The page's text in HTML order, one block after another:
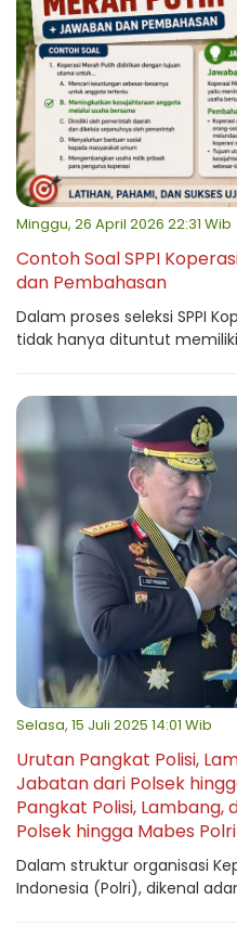
Minggu, 26 April 2026 22:31 Wib
Contoh Soal SPPI
dan Pembahasan
Dalam proses seleksi SPPI
tidak hanya dituntut
Selasa, 15 Juli 2025 14:01 Wib
Urutan Pangkat Polisi,
Jabatan dari Polsek
Pangkat Polisi,
Polsek hingga Mabes Polri
Dalam struktur organisasi
Indonesia (Polri), dikenal